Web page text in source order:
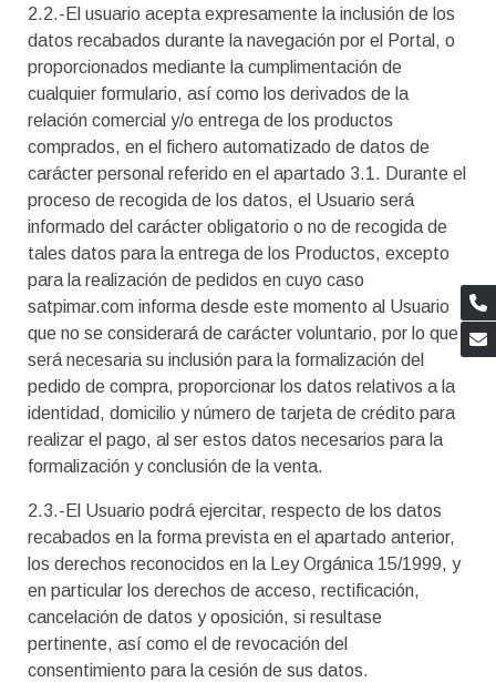
2.2.-El usuario acepta expresamente la inclusión de los
datos recabados durante la navegación por el Portal, o
proporcionados mediante la cumplimentación de
cualquier formulario, así como los derivados de la
relación comercial y/o entrega de los productos
comprados, en el fichero automatizado de datos de
carácter personal referido en el apartado 3.1. Durante el
proceso de recogida de los datos, el Usuario será
informado del carácter obligatorio o no de recogida de
tales datos para la entrega de los Productos, excepto
para la realización de pedidos en cuyo caso
satpimar.com informa desde este momento al Usuario
que no se considerará de carácter voluntario, por lo que
será necesaria su inclusión para la formalización del
pedido de compra, proporcionar los datos relativos a la
identidad, domicilio y número de tarjeta de crédito para
realizar el pago, al ser estos datos necesarios para la
formalización y conclusión de la venta.
2.3.-El Usuario podrá ejercitar, respecto de los datos
recabados en la forma prevista en el apartado anterior,
los derechos reconocidos en la Ley Orgánica 15/1999, y
en particular los derechos de acceso, rectificación,
cancelación de datos y oposición, si resultase
pertinente, así como el de revocación del
consentimiento para la cesión de sus datos.